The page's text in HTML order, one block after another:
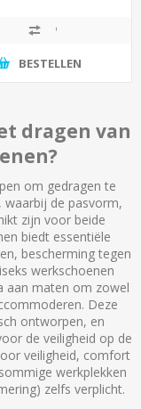
BESTELLEN
dragen van
om gedragen te
de pasvorm,
zijn voor beide
biedt essentiële
bescherming tegen
werkschoenen
aan maten om zowel
Deze
ontworpen, en
de veiligheid op de
veiligheid, comfort
werkplekken
zelfs verplicht.